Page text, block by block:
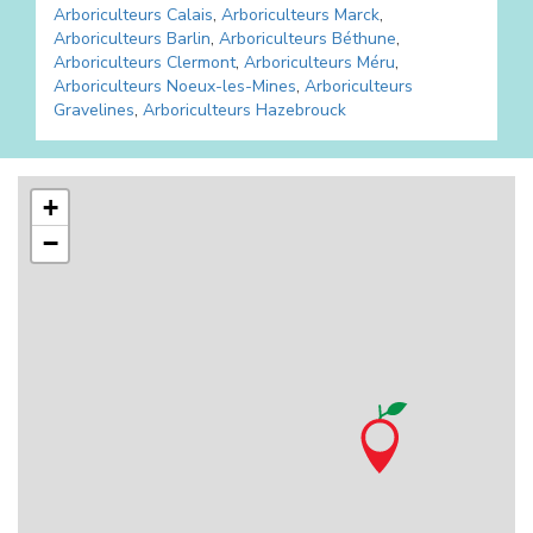
Arboriculteurs Calais, Arboriculteurs Marck,
Arboriculteurs Barlin, Arboriculteurs Béthune,
Arboriculteurs Clermont, Arboriculteurs Méru,
Arboriculteurs Noeux-les-Mines, Arboriculteurs
Gravelines, Arboriculteurs Hazebrouck
+
−